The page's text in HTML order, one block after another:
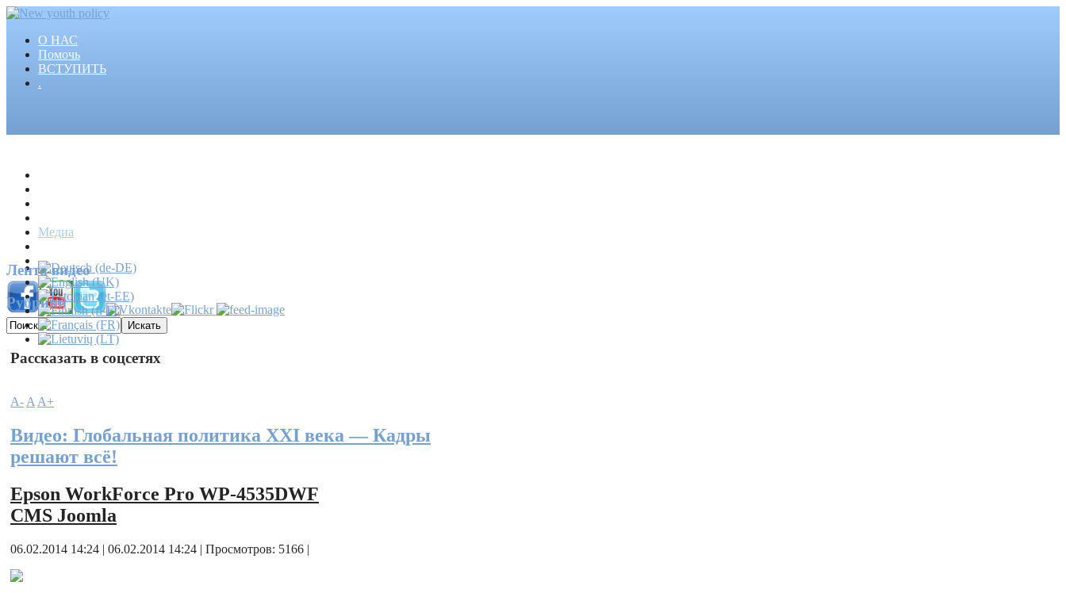
О НАС
Помочь
ВСТУПИТЬ
.
Медиа
Пресса
Лента видео
Рубрики
Рассказать в соцсетях
A- A A+
Видео: Глобальная политика XXI века — Кадры
решают всё!
Epson WorkForce Pro WP-4535DWF
CMS Joomla
06.02.2014 14:24 | 06.02.2014 14:24 | Просмотров: 5166 |